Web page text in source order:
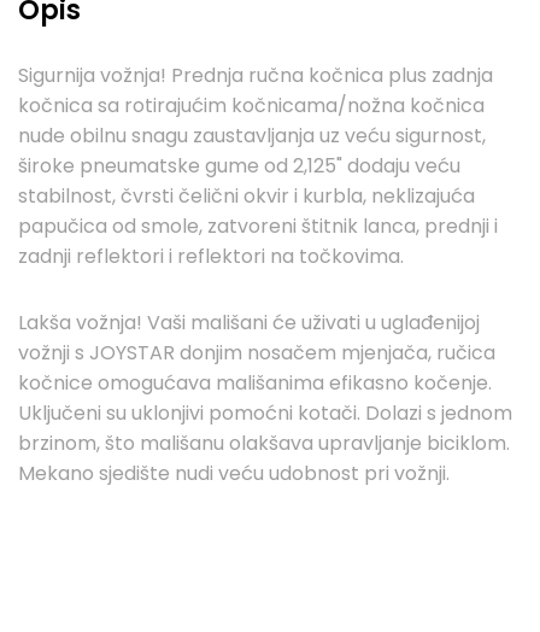
Opis
Sigurnija vožnja! Prednja ručna kočnica plus zadnja
kočnica sa rotirajućim kočnicama/nožna kočnica
nude obilnu snagu zaustavljanja uz veću sigurnost,
široke pneumatske gume od 2,125" dodaju veću
stabilnost, čvrsti čelični okvir i kurbla, neklizajuća
papučica od smole, zatvoreni štitnik lanca, prednji i
zadnji reflektori i reflektori na točkovima.
Lakša vožnja! Vaši mališani će uživati ​​u uglađenijoj
vožnji s JOYSTAR donjim nosačem mjenjača, ručica
kočnice omogućava mališanima efikasno kočenje.
Uključeni su uklonjivi pomoćni kotači. Dolazi s jednom
brzinom, što mališanu olakšava upravljanje biciklom.
Mekano sjedište nudi veću udobnost pri vožnji.